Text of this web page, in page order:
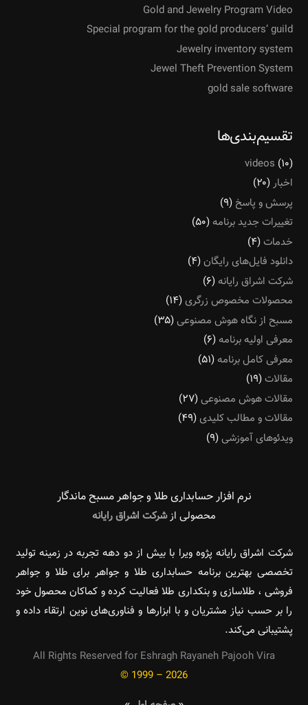
Gold and Jewelry Program Video
Special program for the gold producers’ guild
Jewelry inventory system
Jewel Theft Prevention System
gold sale software
تقسیم‌بندی‌ها
videos (۱۰)
اخبار(۲۰)
پرسش و پاسخ (۹)
تغییرات جدید برنامه (۵۰)
خدمات(۴)
دانلود فایل‌های رایگان(۴)
شرکت اشراق رایانه (۶)
محصولات مخصوص زرگری(۱۴)
مسبح از نگاه هوش مصنوعی(۳۵)
معرفی اولیه برنامه (۶)
معرفی کامل برنامه (۵۱)
مقالات(۱۹)
مقالات هوش مصنوعی(۲۷)
مقالات و مطالب کلیدی(۴۹)
ویدئوهای آموزشی(۹)
نرم افزار حسابداری طلا و جواهر مسبح ماندگار‌
محصولی ازشرکت اشراق رایانه
شرکت اشراق رایانه پژوه ویرا با بیش از دو دهه تجربه در زمینه تولید
تخصصی بهترین برنامه حسابداری طلا و جواهر برای طلا و جواهر
فروشی ، طلاسازی و بنکداری طلا فعالیت کرده و کماکان محصول خود
را بر حسب نیاز مشتریان و با ابزارها و فناوری‌های نوین ارتقاء داده و
پشتیبانی می‌کند.
All Rights Reserved for Eshragh Rayaneh Pajooh Vira
© 1999 – 2026